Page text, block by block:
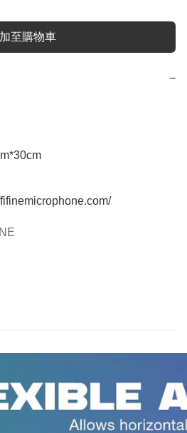
加至購物車
−